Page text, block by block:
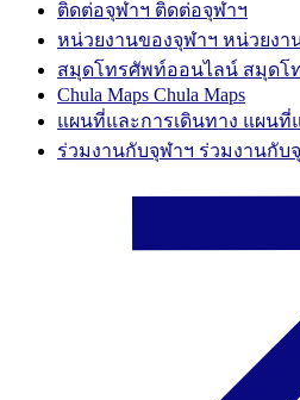
ติดต่อจุฬาฯ ติดต่อจุฬาฯ
หน่วยงานของจุฬาฯ หน่วยงา
สมุดโทรศัพท์ออนไลน์ สมุดโ
Chula Maps Chula Maps
แผนที่และการเดินทาง แผนที่
ร่วมงานกับจุฬาฯ ร่วมงานกับ